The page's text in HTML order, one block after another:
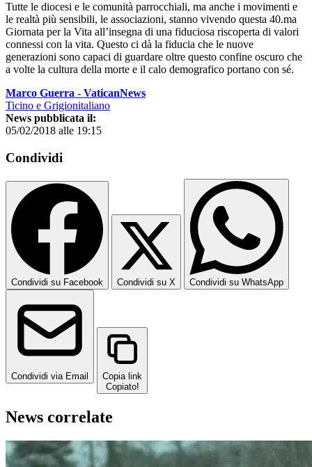
Tutte le diocesi e le comunità parrocchiali, ma anche i movimenti e
le realtà più sensibili, le associazioni, stanno vivendo questa 40.ma
Giornata per la Vita all’insegna di una fiduciosa riscoperta di valori
connessi con la vita. Questo ci dà la fiducia che le nuove
generazioni sono capaci di guardare oltre questo confine oscuro che
a volte la cultura della morte e il calo demografico portano con sé.
Marco Guerra - VaticanNews
Ticino e Grigionitaliano
News pubblicata il:
05/02/2018 alle 19:15
Condividi
Condividi su Facebook Condividi su X Condividi su WhatsApp
Condividi via Email
Copia link
Copiato!
News correlate